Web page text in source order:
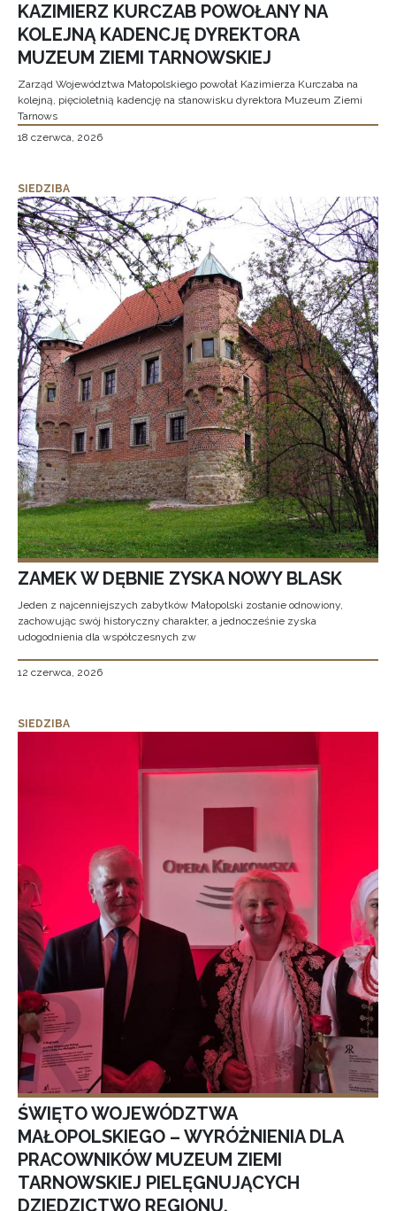
KAZIMIERZ KURCZAB POWOŁANY NA
KOLEJNĄ KADENCJĘ DYREKTORA
MUZEUM ZIEMI TARNOWSKIEJ
Zarząd Województwa Małopolskiego powołał Kazimierza Kurczaba na
kolejną, pięcioletnią kadencję na stanowisku dyrektora Muzeum Ziemi
Tarnows
18 czerwca, 2026
SIEDZIBA
ZAMEK W DĘBNIE ZYSKA NOWY BLASK
Jeden z najcenniejszych zabytków Małopolski zostanie odnowiony,
zachowując swój historyczny charakter, a jednocześnie zyska
udogodnienia dla współczesnych zw
12 czerwca, 2026
SIEDZIBA
ŚWIĘTO WOJEWÓDZTWA
MAŁOPOLSKIEGO – WYRÓŻNIENIA DLA
PRACOWNIKÓW MUZEUM ZIEMI
TARNOWSKIEJ PIELĘGNUJĄCYCH
DZIEDZICTWO REGIONU.